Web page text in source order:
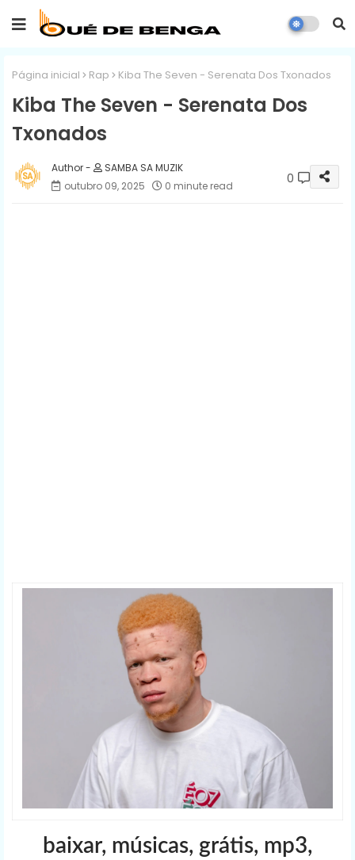
Página inicial Rap Kiba The Seven - Serenata Dos Txonados
Kiba The Seven - Serenata Dos
Txonados
SAMBA SA MUZIK
outubro 09, 2025
0 minute read 0
baixar, músicas, grátis, mp3,